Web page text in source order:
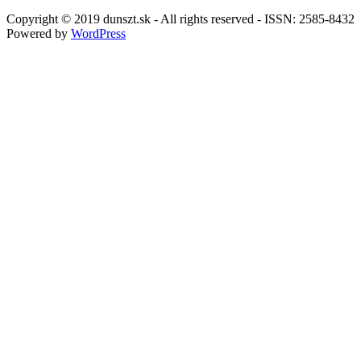
Copyright © 2019 dunszt.sk - All rights reserved - ISSN: 2585-8432
Powered by WordPress